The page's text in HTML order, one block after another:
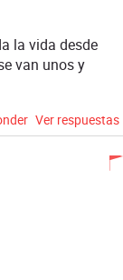
la vida desde
van unos y
Ver respuestas